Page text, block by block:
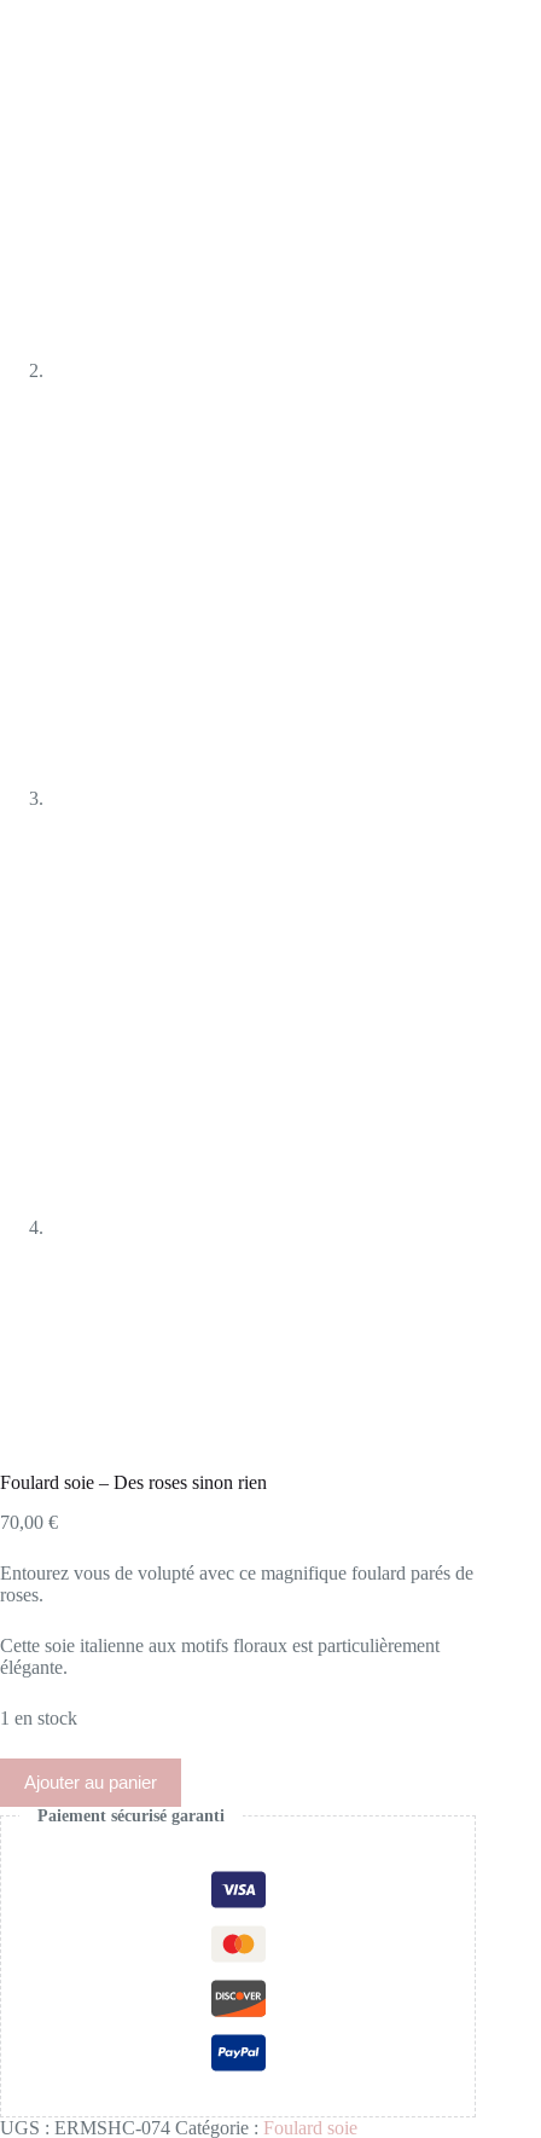
Foulard soie – Des roses sinon rien
70,00 €
Entourez vous de volupté avec ce magnifique foulard parés de
roses.
Cette soie italienne aux motifs floraux est particulièrement
élégante.
1 en stock
Ajouter au panier
Paiement sécurisé garanti
UGS : ERMSHC-074 Catégorie : Foulard soie